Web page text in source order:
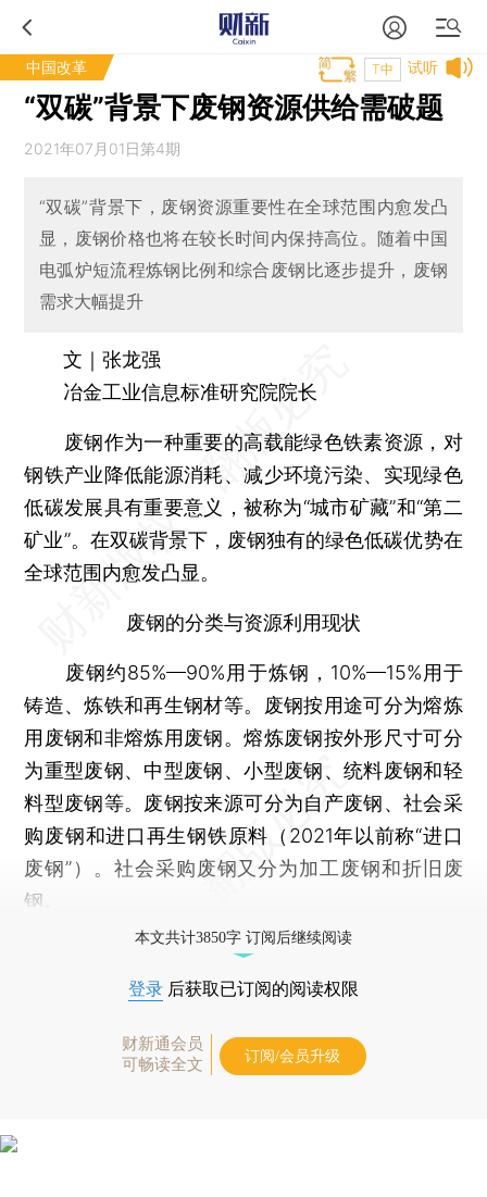
中国改革 试听
T中
“双碳”背景下废钢资源供给需破题
2021年07月01日第4期
“双碳”背景下，废钢资源重要性在全球范围内愈发凸
显，废钢价格也将在较长时间内保持高位。随着中国
电弧炉短流程炼钢比例和综合废钢比逐步提升，废钢
需求大幅提升
文｜张龙强
冶金工业信息标准研究院院长
废钢作为一种重要的高载能绿色铁素资源，对
钢铁产业降低能源消耗、减少环境污染、实现绿色
低碳发展具有重要意义，被称为“城市矿藏”和“第二
矿业”。在双碳背景下，废钢独有的绿色低碳优势在
全球范围内愈发凸显。
废钢的分类与资源利用现状
废钢约85%—90%用于炼钢，10%—15%用于
铸造、炼铁和再生钢材等。废钢按用途可分为熔炼
用废钢和非熔炼用废钢。熔炼废钢按外形尺寸可分
为重型废钢、中型废钢、小型废钢、统料废钢和轻
料型废钢等。废钢按来源可分为自产废钢、社会采
购废钢和进口再生钢铁原料（2021年以前称“进口
废钢”）。社会采购废钢又分为加工废钢和折旧废
钢。
本文共计3850字 订阅后继续阅读
登录 后获取已订阅的阅读权限
财新通会员
可畅读全文
订阅/会员升级